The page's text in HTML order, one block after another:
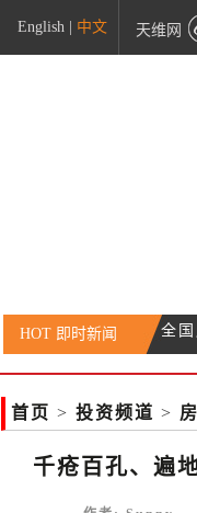
English 中文 天维网
HOT 即时新闻
NZ
降
全
首页 > 投资频道 >
千疮百孔、遍